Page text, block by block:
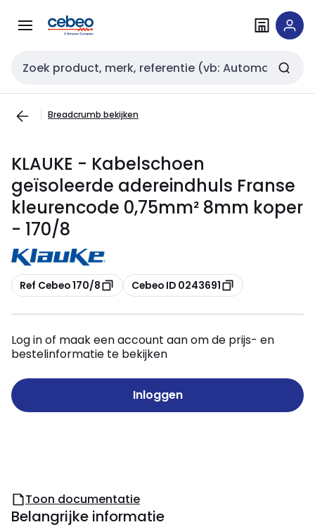
naar
naar
Zoekveld invoer
Breadcrumb bekijken
KLAUKE - Kabelschoen
geïsoleerde adereindhuls Franse
kleurencode 0,75mm² 8mm koper
- 170/8
Kopiëren
Ref Cebeo 170/8 Kopiëren
Cebeo ID 0243691
Log in of maak een account aan om de prijs- en
bestelinformatie te bekijken
Inloggen
Toon documentatie
Belangrijke informatie